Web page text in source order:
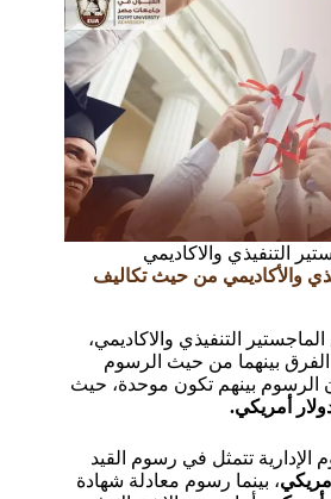
التنفيذي والاكاديمي
والأكاديمي من حيث تكاليف
التنفيذي والاكاديمي،
بينهما من حيث الرسوم
أن الرسوم بينهم تكون موحدة، حيث
تتمثل في رسوم القيد
، بينما رسوم معادلة شهادة